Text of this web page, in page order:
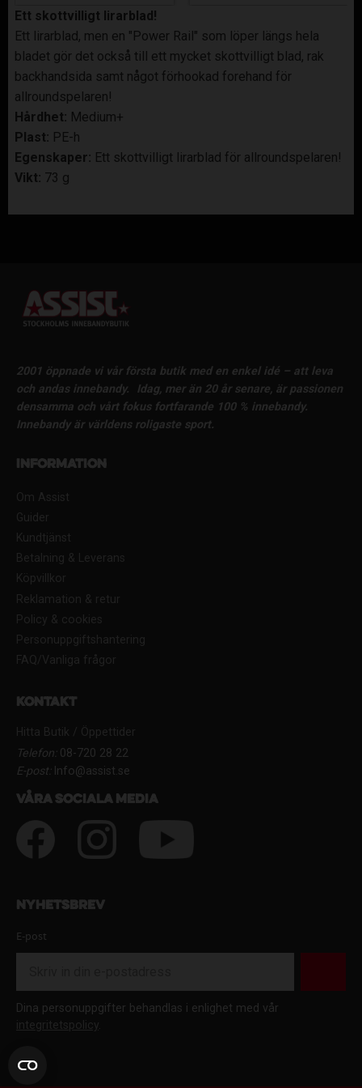
Ett skottvilligt lirarblad!
Ett lirarblad, men en "Power Rail" som löper längs hela
bladet gör det också till ett mycket skottvilligt blad, rak
backhandsida samt något förhookad forehand för
allroundspelaren!
Hårdhet: Medium+
Plast: PE-h
Egenskaper: Ett skottvilligt lirarblad för allroundspelaren!
Vikt: 73 g
2001 öppnade vi vår första butik med en enkel idé – att leva
och andas innebandy.
Idag, mer än 20 år senare, är passionen
densamma och vårt fokus fortfarande 100 % innebandy.
Innebandy är världens roligaste sport.
Information
Om Assist
Guider
Kundtjänst
Betalning & Leverans
Köpvillkor
Reklamation & retur
Policy & cookies
Personuppgiftshantering
FAQ/Vanliga frågor
Kontakt
Hitta Butik / Öppettider
Telefon:08-720 28 22
E-post:Info@assist.se
Våra sociala media
Nyhetsbrev
E-post
Dina personuppgifter behandlas i enlighet med vår
integritetspolicy.